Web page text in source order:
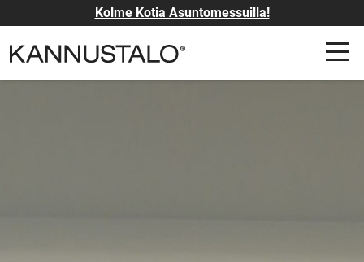
Kolme Kotia Asuntomessuilla!